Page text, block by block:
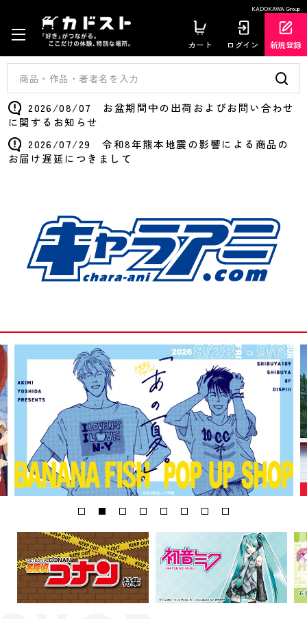
KADOKAWA Group
カート ログイン 新規登録
2026/08/07 お盆期間中の出荷およびお問い合わせ
に関するお知らせ
2026/07/29 令和8年熊本地震の影響による商品の
お届け遅延につきまして